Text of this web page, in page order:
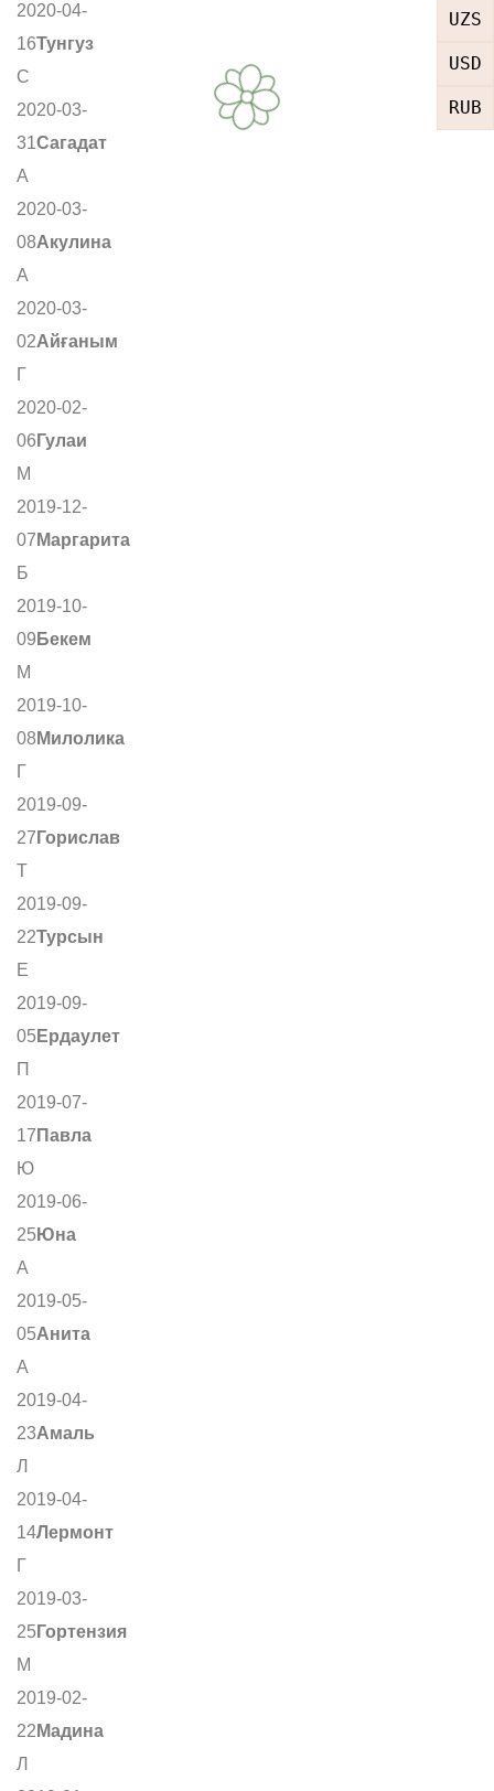
UZS
USD
RUB
2020-04-
16Тунгуз
С
2020-03-
31Сагадат
А
2020-03-
08Акулина
А
2020-03-
02Айғаным
Г
2020-02-
06 Гулаи
М
2019-12-
07 Маргарита
Б
2019-10-
09 Бекем
М
2019-10-
08 Милолика
Г
2019-09-
27 Горислав
Т
2019-09-
22Турсын
Е
2019-09-
05 Ердаулет
П
2019-07-
17 Павла
Ю
2019-06-
25 Юна
А
2019-05-
05Анита
А
2019-04-
23Амаль
Л
2019-04-
14Лермонт
Г
2019-03-
25 Гортензия
М
2019-02-
22 Мадина
Л